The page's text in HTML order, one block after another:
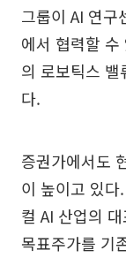
그룹이 AI 연구
에서 협력할
의 로보틱스 밸
다.
증권가에서도
이 높이고 있
컬 AI 산업의
목표주가를 기